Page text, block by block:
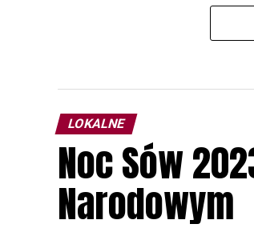
LOKALNE
Noc Sów
Narodowym